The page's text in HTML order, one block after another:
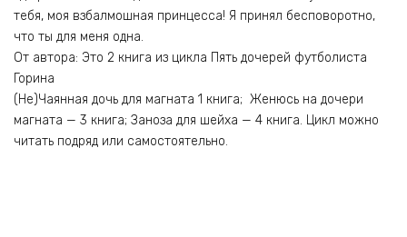
тебя, моя взбалмошная принцесса! Я принял бесповоротно,
что ты для меня одна.
От автора: Это 2 книга из цикла Пять дочерей футболиста
Горина
(Не)Чаянная дочь для магната 1 книга; Женюсь на дочери
магната — 3 книга; Заноза для шейха — 4 книга. Цикл можно
читать подряд или самостоятельно.